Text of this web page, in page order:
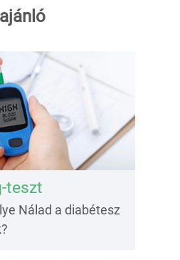
teszt
Nálad a diabétesz